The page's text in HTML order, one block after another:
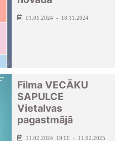
01.01.2024 - 18.11.2024
Filma VECĀKU
SAPULCE
Vietalvas
pagastmājā
11.02.2024 19:00 - 11.02.2025